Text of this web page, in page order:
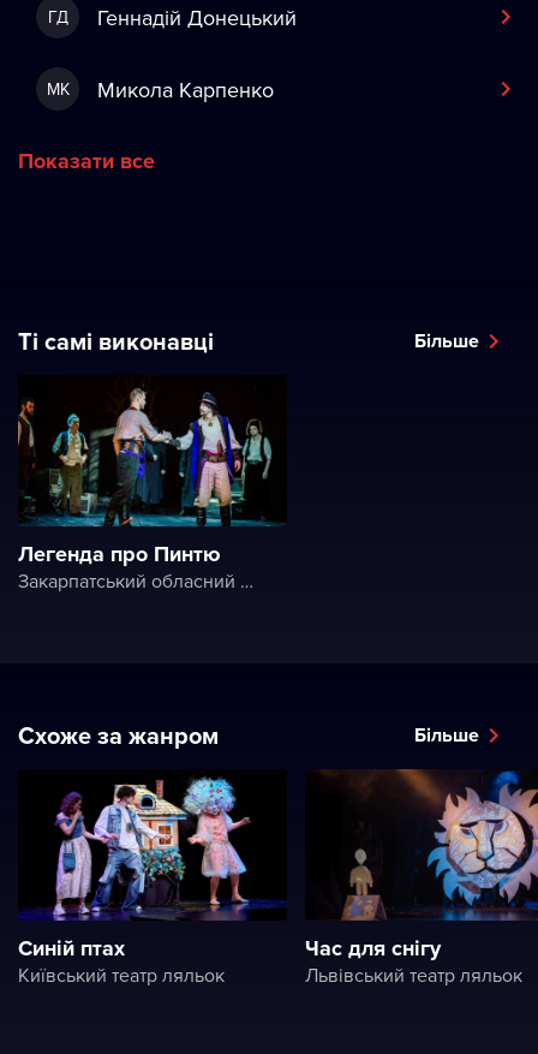
ГД Геннадій Донецький
МК Микола Карпенко
Показати все
Ті самі виконавці Більше
Легенда про Пинтю
Закарпатський обласний театр драми та комедії
Схоже за жанром Більше
Синій птах
Київський театр ляльок
Час для снігу
Львівський театр ляльок